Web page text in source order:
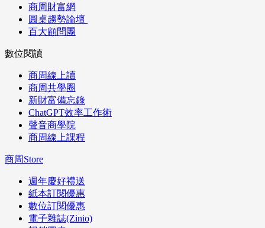
商周財富網
圓桌趨勢論壇
百大顧問團
數位閱讀
商周線上讀
商周共學圈
新財富備忘錄
ChatGPT效率工作術
聲音商學院
商周線上課程
商周Store
週年慶好禮送
紙本訂閱優惠
數位訂閱優惠
電子雜誌(Zinio)